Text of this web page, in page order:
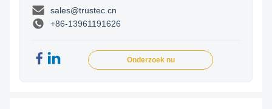
sales@trustec.cn
+86-13961191626
Onderzoek nu